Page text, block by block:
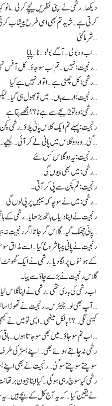
دیکھا… رشمی نے اپنی نظریں نیچے کر لی…
کرتی ہے… شاید تم بھی اسی طرح پیشاب
شرما گئی…
اب وہ بولی… آگے بولو… نا… پاپا…
رنجیت: نہیں… تم اب سو جاؤ… کل آفس نہیں جانا کیا…
رشمی: کل چھٹی ہے… اتوار نہیں ہے کیا…
رنجیت: ارے ہاں… میں تو بھول ہی گیا… لیکن مجھے تو آفس جانا ہے…
رشمی: وہ تو 2 بجے سے ہے نا؟؟ مجھے پتا ہے…
رنجیت: پہلے تم ایک گلاس پانی پلاؤ… رشمی
گئی… وہ دو گلاس میں پانی لے کر آئی… لیجیے… رشمی نے اپنے ہاتھوں سے پانی رنجیت کو دیا…
رنجیت: یہ دو گلاس کس لئے…
رشمی: میں بھی پیوں گی…
رنجیت: تم کچن سے پی کر آتی۔
رشمی: میں نے سوچا کہ یہیں پر پی لوں گی…
رنجیت نے اپنا دایاں ہاتھ بڑھایا… رشمی
پانی چھلک گیا… گلاس گر جاتا اگر رنجیت نہ بچا لیتا… پر کچھ پانی تو گر گیا…
رنجیت نے پانی پینا شروع کیا… اسے مذاق
کے ہونٹوں پر لگا دیا… رشمی نے ایک گھونٹ
گلاس رنجیت نے بڑے چاؤ سے پیا۔
اب رشمی کی باری تھی… رشمی نے اپنا گلاس
آپ بھی لو… چیئرس۔ رنجیت نے تھوڑا سا لیا اور پھر رشمی سارا پانی پی گئی…
کیسی لگی…؟؟ بالکل میٹھی… ایسی تو میں نے
اب تم سو جاؤ… میں بھی سو جاتا ہوں… باقی کی کل بات کرتے ہیں…
رشمی نہ چاہتے ہوئے بھی… اپنے بستر کی
سوچتے سوچتے سو گئی… رنجیت نے بھی اپنے
رشمی کیا سوچ رہی ہوگی… کیا اپنا جیون
نے یقین کیا… کہ یہ آج کل کے بچے ہیں… یہ